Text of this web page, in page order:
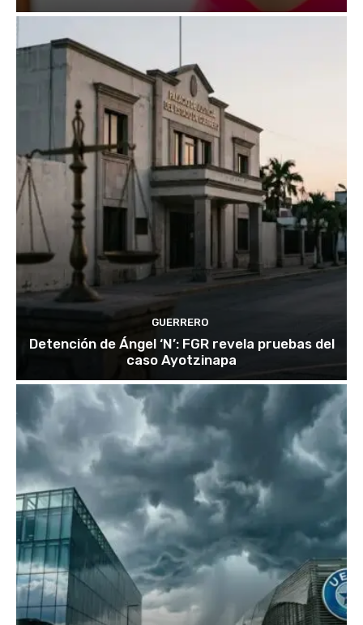
GUERRERO
Detención de Ángel ‘N’: FGR revela pruebas del
caso Ayotzinapa